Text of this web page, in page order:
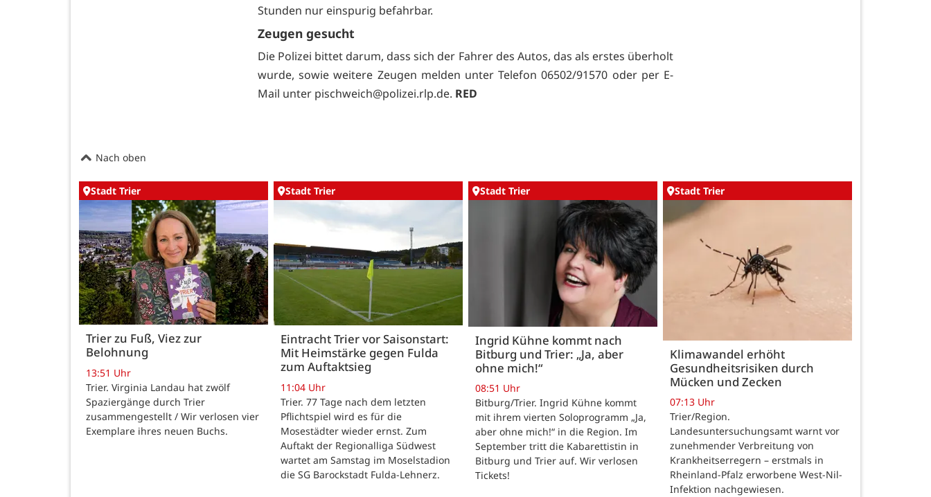
Stunden nur einspurig befahrbar.
Zeugen gesucht
Die Polizei bittet darum, dass sich der Fahrer des Autos, das als erstes überholt
wurde, sowie weitere Zeugen melden unter Telefon 06502/91570 oder per E-
Mail unter pischweich@polizei.rlp.de. RED
Nach oben
Stadt Trier
Trier zu Fuß, Viez zur
Belohnung
13:51 Uhr
Trier. Virginia Landau hat zwölf
Spaziergänge durch Trier
zusammengestellt / Wir verlosen vier
Exemplare ihres neuen Buchs.
Stadt Trier
Eintracht Trier vor Saisonstart:
Mit Heimstärke gegen Fulda
zum Auftaktsieg
11:04 Uhr
Trier. 77 Tage nach dem letzten
Pflichtspiel wird es für die
Mosestädter wieder ernst. Zum
Auftakt der Regionalliga Südwest
wartet am Samstag im Moselstadion
die SG Barockstadt Fulda-Lehnerz.
Stadt Trier
Ingrid Kühne kommt nach
Bitburg und Trier: „Ja, aber
ohne mich!“
08:51 Uhr
Bitburg/Trier. Ingrid Kühne kommt
mit ihrem vierten Soloprogramm „Ja,
aber ohne mich!“ in die Region. Im
September tritt die Kabarettistin in
Bitburg und Trier auf. Wir verlosen
Tickets!
Stadt Trier
Klimawandel erhöht
Gesundheitsrisiken durch
Mücken und Zecken
07:13 Uhr
Trier/Region.
Landesuntersuchungsamt warnt vor
zunehmender Verbreitung von
Krankheitserregern – erstmals in
Rheinland-Pfalz erworbene West-Nil-
Infektion nachgewiesen.